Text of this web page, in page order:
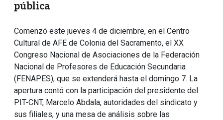
pública
Comenzó este jueves 4 de diciembre, en el Centro
Cultural de AFE de Colonia del Sacramento, el XX
Congreso Nacional de Asociaciones de la Federación
Nacional de Profesores de Educación Secundaria
(FENAPES), que se extenderá hasta el domingo 7. La
apertura contó con la participación del presidente del
PIT-CNT, Marcelo Abdala, autoridades del sindicato y
sus filiales, y una mesa de análisis sobre las